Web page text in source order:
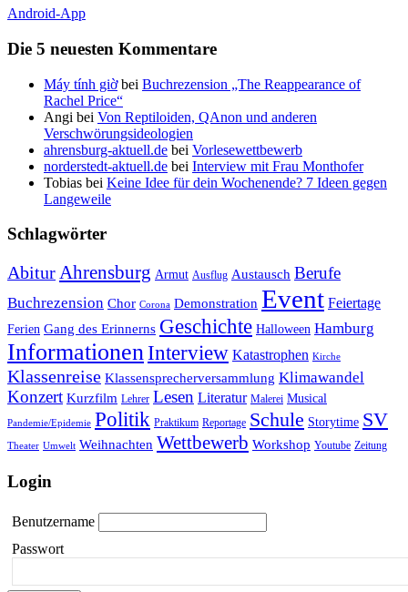
Android-App
Die 5 neuesten Kommentare
Máy tính giờbei Buchrezension „The Reappearance of
Rachel Price“
Angi bei Von Reptiloiden, QAnon und anderen
Verschwörungsideologien
ahrensburg-aktuell.de bei Vorlesewettbewerb
norderstedt-aktuell.de bei Interview mit Frau Monthofer
Tobias bei Keine Idee für dein Wochenende? 7 Ideen gegen
Langeweile
Schlagwörter
AbiturAhrensburg Armut Ausflug Austausch Berufe
Buchrezension Chor Corona Demonstration Event Feiertage
Ferien Gang des Erinnerns Geschichte Halloween Hamburg
InformationenInterview Katastrophen Kirche
Klassenreise Klassensprecherversammlung Klimawandel
Konzert Kurzfilm Lehrer Lesen Literatur Malerei Musical
Pandemie/Epidemie Politik Praktikum Reportage Schule Storytime SV
Theater Umwelt Weihnachten Wettbewerb Workshop Youtube Zeitung
Login
Benutzername
Passwort